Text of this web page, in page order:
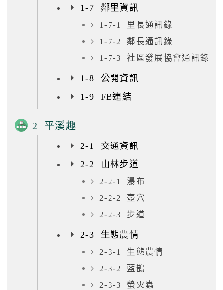
1-7 鄰里資訊
1-7-1 里長通訊錄
1-7-2 鄰長通訊錄
1-7-3 社區發展協會通訊錄
1-8 公開資訊
1-9 FB連結
2 平溪趣
2-1 交通資訊
2-2 山林步道
2-2-1 瀑布
2-2-2 壺穴
2-2-3 步道
2-3 生態農情
2-3-1 生態農情
2-3-2 藍鵲
2-3-3 螢火蟲